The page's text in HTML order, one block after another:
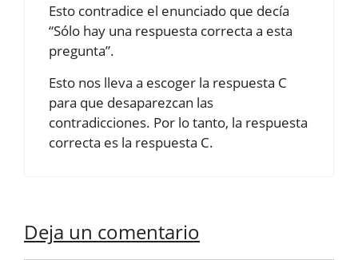
Esto contradice el enunciado que decía
“Sólo hay una respuesta correcta a esta
pregunta”.
Esto nos lleva a escoger la respuesta C
para que desaparezcan las
contradicciones. Por lo tanto, la respuesta
correcta es la respuesta C.
Deja un comentario